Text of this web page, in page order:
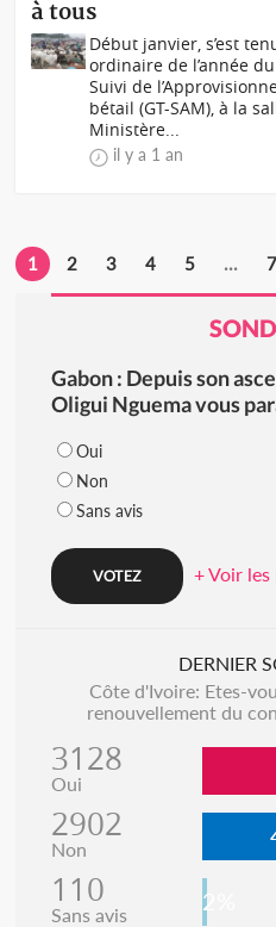
à tous
Début janvier, s’est
ordinaire de l’année
Suivi de
bétail (GT-SAM), à la
Ministère...
il y a 1 an
1 2 3 4 5 ... 7
Gabon : Depuis son
Oligui Nguema vous
Oui
Non
Sans avis
+ Voir
DERNIER
Côte d'Ivoire: Etes-
renouvellement du
3128
Oui
2902
Non
110
Sans avis 2%